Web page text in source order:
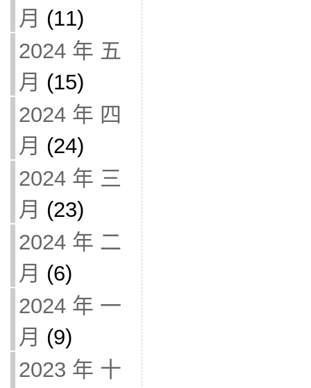
月 (11)
2024 年 五
月 (15)
2024 年 四
月 (24)
2024 年 三
月 (23)
2024 年 二
月 (6)
2024 年 一
月 (9)
2023 年 十